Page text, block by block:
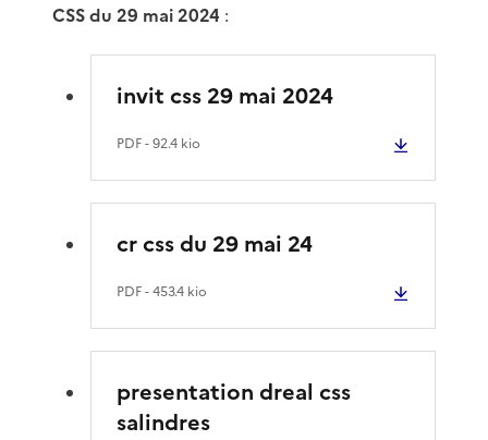
CSS du 29 mai 2024 :
invit css 29 mai 2024
PDF- 92.4 kio
cr css du 29 mai 24
PDF- 453.4 kio
presentation dreal css
salindres